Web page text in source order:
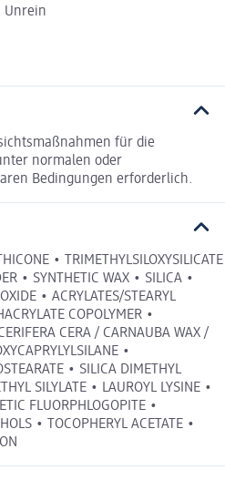
Unrein
für die
normalen oder
Bedingungen erforderlich.
• TRIMETHYLSILOXYSILICATE
• SYNTHETIC WAX • SILICA •
• ACRYLATES/STEARYL
COPOLYMER •
CERA / CARNAUBA WAX /
•
• SILICA DIMETHYL
SILYLATE • LAUROYL LYSINE •
FLUORPHLOGOPITE •
• TOCOPHERYL ACETATE •